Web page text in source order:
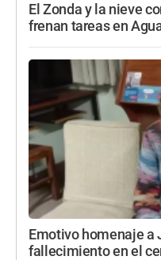
El Zonda y la nieve
frenan tareas en
Emotivo homenaje a
fallecimiento en el